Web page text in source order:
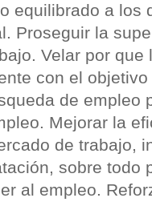
equilibrado a los
Proseguir la
Velar por
con el
de empleo
Mejorar la
de trabajo,
sobre todo
al empleo.